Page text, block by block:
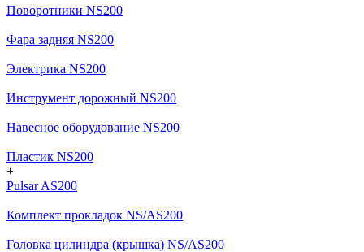
Поворотники NS200
Фара задняя NS200
Электрика NS200
Инструмент дорожный NS200
Навесное оборудование NS200
Пластик NS200
+
Pulsar AS200
Комплект прокладок NS/AS200
Головка цилиндра (крышка) NS/AS200